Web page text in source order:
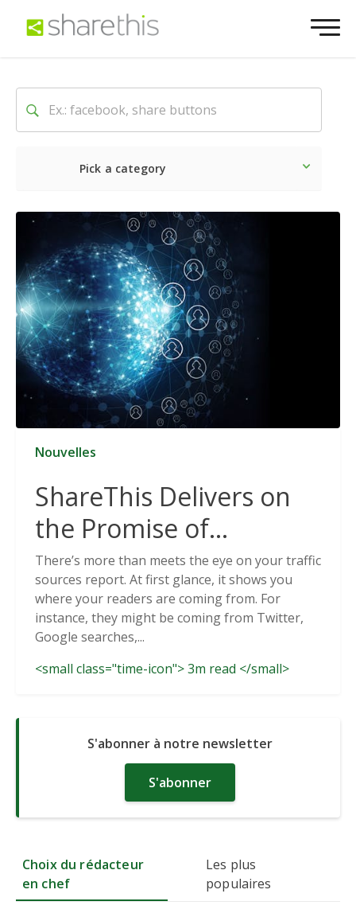
Pick a category
Dernière Sociale
Nouvelles
ShareThis Delivers on
the Promise of
Cookieless Data
Solutions
There’s more than meets the eye on your traffic
sources report. At first glance, it shows you
where your readers are coming from. For
instance, they might be coming from Twitter,
Google searches,...
<small class="time-icon"> 3m read </small>
S'abonner à notre newsletter
S'abonner
Choix du rédacteur
en chef
Les plus
populaires